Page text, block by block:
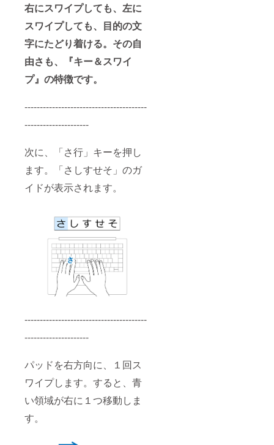
右にスワイプしても、左に
スワイプしても、目的の文
字にたどり着ける。その自
由さも、『キー＆スワイ
プ』の特徴です。
----------------------------------------
---------------------
次に、「さ行」キーを押し
ます。「さしすせそ」のガ
イドが表示されます。
----------------------------------------
---------------------
パッドを右方向に、１回ス
ワイプします。すると、青
い領域が右に１つ移動しま
す。